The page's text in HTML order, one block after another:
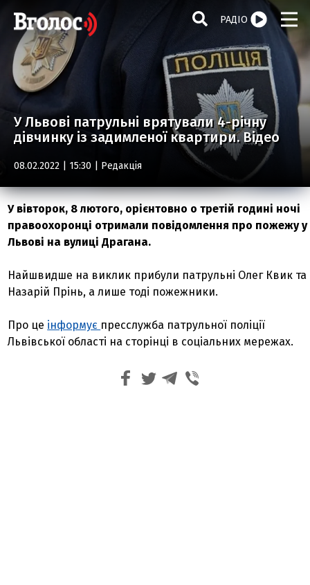
РАДІО
У Львові патрульні врятували 4-річну
дівчинку із задимленої квартири. Відео
08.02.2022 | 15:30 | Редакція
У вівторок, 8 лютого, орієнтовно о третій годині ночі
правоохоронці отримали повідомлення про пожежу у
Львові на вулиці Драгана.
Найшвидше на виклик прибули патрульні Олег Квик та
Назарій Прінь, а лише тоді пожежники.
Про це інформує пресслужба патрульної поліції
Львівської області на сторінці в соціальних мережах.